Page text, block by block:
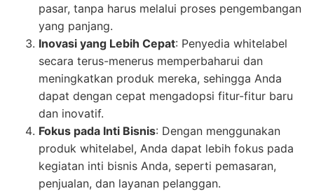
pasar, tanpa harus melalui proses pengembangan
yang panjang.
Inovasi yang Lebih Cepat: Penyedia whitelabel
secara terus-menerus memperbaharui dan
meningkatkan produk mereka, sehingga Anda
dapat dengan cepat mengadopsi fitur-fitur baru
dan inovatif.
Fokus pada Inti Bisnis: Dengan menggunakan
produk whitelabel, Anda dapat lebih fokus pada
kegiatan inti bisnis Anda, seperti pemasaran,
penjualan, dan layanan pelanggan.